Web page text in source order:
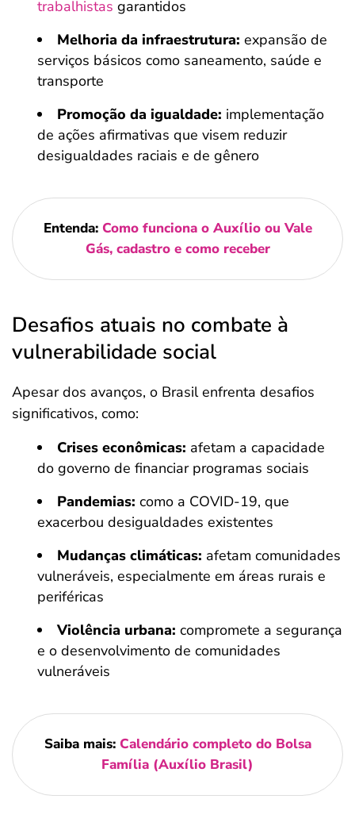
trabalhistas garantidos
Melhoria da infraestrutura: expansão de
serviços básicos como saneamento, saúde e
transporte
Promoção da igualdade: implementação
de ações afirmativas que visem reduzir
desigualdades raciais e de gênero
Entenda: Como funciona o Auxílio ou Vale
Gás, cadastro e como receber
Desafios atuais no combate à
vulnerabilidade social
Apesar dos avanços, o Brasil enfrenta desafios
significativos, como:
Crises econômicas: afetam a capacidade
do governo de financiar programas sociais
Pandemias: como a COVID-19, que
exacerbou desigualdades existentes
Mudanças climáticas: afetam comunidades
vulneráveis, especialmente em áreas rurais e
periféricas
Violência urbana: compromete a segurança
e o desenvolvimento de comunidades
vulneráveis
Saiba mais: Calendário completo do Bolsa
Família (Auxílio Brasil)